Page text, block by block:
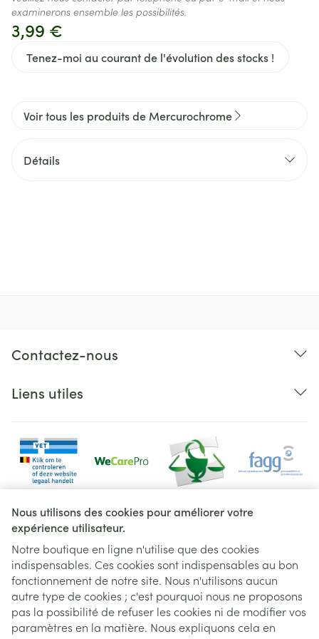
Nous utilisons des cookies pour améliorer votre
expérience utilisateur.
Notre boutique en ligne n'utilise que des cookies
indispensables. Ces cookies sont indispensables au bon
fonctionnement de notre site. Nous n'utilisons aucun
autre type de cookies ; c'est pourquoi nous ne proposons
pas la possibilité de refuser les cookies ni de modifier vos
paramètres en la matière. Nous expliquons cela en
3,99 €
Tenez-moi au courant de l'évolution des stocks !
examinerons ensemble les possibilités.
Voir tous les produits de Mercurochrome
Détails
Contactez-nous
Liens utiles
Liens légaux